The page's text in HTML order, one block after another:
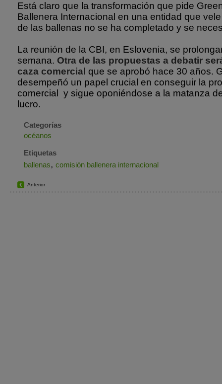
Está claro que la transformación que pide
Ballenera Internacional en una entidad que
de las ballenas no se ha completado y se
La reunión de la CBI, en Eslovenia, se
semana. Otra de las propuestas a debatir
caza comercial que se aprobó hace 30 años.
desempeñó un papel crucial en conseguir la
comercial y sigue oponiéndose a la matanza
lucro.
Categorías
océanos
Etiquetas
ballenas, comisión ballenera internacional
Anterior